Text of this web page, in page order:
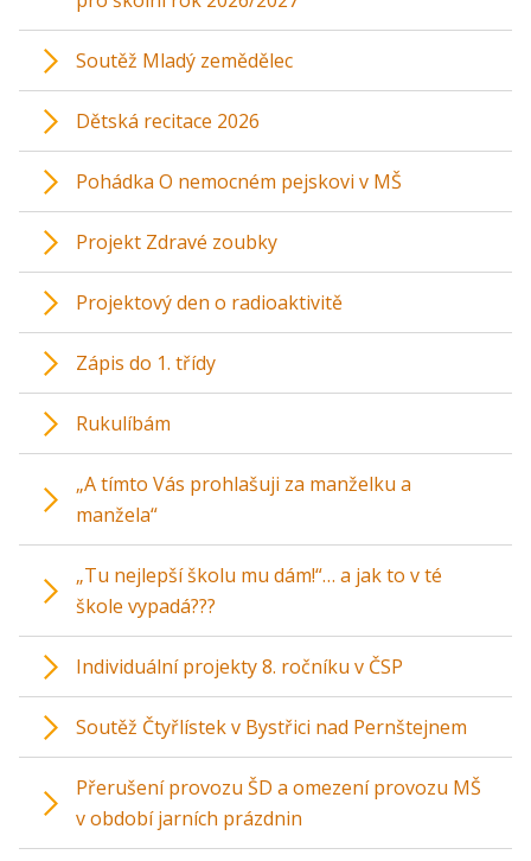
Soutěž Mladý zemědělec
Dětská recitace 2026
Pohádka O nemocném pejskovi v MŠ
Projekt Zdravé zoubky
Projektový den o radioaktivitě
Zápis do 1. třídy
Rukulíbám
„A tímto Vás prohlašuji za manželku a
manžela“
„Tu nejlepší školu mu dám!“… a jak to v té
škole vypadá???
Individuální projekty 8. ročníku v ČSP
Soutěž Čtyřlístek v Bystřici nad Pernštejnem
Přerušení provozu ŠD a omezení provozu MŠ
v období jarních prázdnin